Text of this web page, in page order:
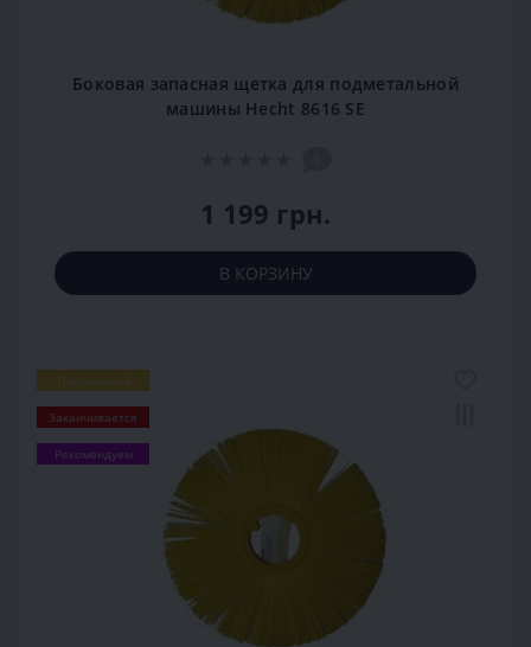
Боковая запасная щетка для подметальной
машины Hecht 8616 SE
1 199 грн.
В КОРЗИНУ
Популярный
Заканчивается
Рекомендуем